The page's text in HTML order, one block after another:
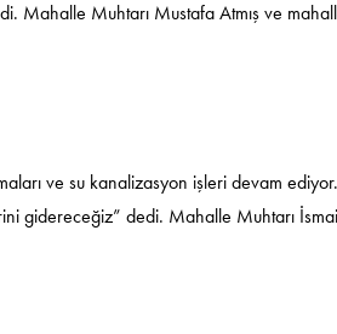
Mahalle Muhtarı Mustafa Atmış ve
ve su kanalizasyon işleri devam
gidereceğiz” dedi. Mahalle Muhtarı